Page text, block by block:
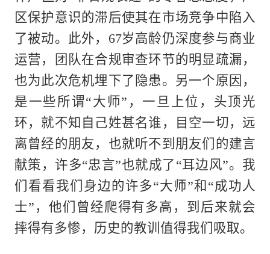
区保护意识的滞后使其在市场竞争中陷入
了被动。此外，67岁高龄仍深度参与商业
运营，团队在合规审查环节的明显疏漏，
也为此次危机埋下了隐患。另一个原因，
是一些所谓“大师”，一旦上位，头顶光
环，就不知自己姓甚名谁，目空一切，远
离曾经的朋友，也就听不到朋友们的建言
献策，许多“忠言”也就成了“耳边风”。我
们看看我们身边的许多“大师”和“成功人
士”，他们曾经爬得有多高，到后来就会
摔得有多惨，历史的教训值得我们吸取。